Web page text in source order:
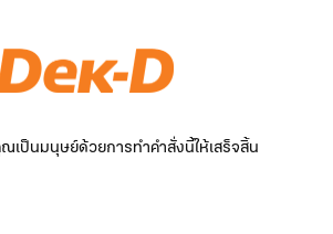
เป็นมนุษย์ด้วยการทำคำสั่งนี้ให้เสร็จสิ้น